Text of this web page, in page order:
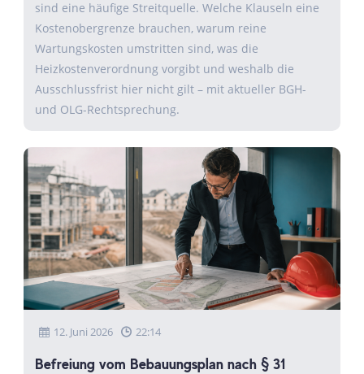
sind eine häufige Streitquelle. Welche Klauseln eine
Kostenobergrenze brauchen, warum reine
Wartungskosten umstritten sind, was die
Heizkostenverordnung vorgibt und weshalb die
Ausschlussfrist hier nicht gilt – mit aktueller BGH-
und OLG-Rechtsprechung.
12. Juni 2026 22:14
Befreiung vom Bebauungsplan nach § 31